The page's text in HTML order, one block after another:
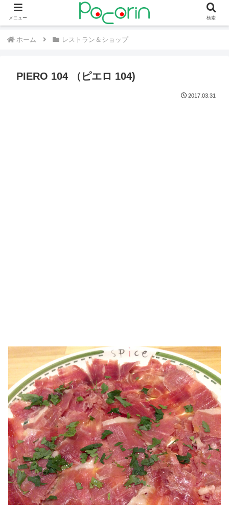
ホーム レストラン＆ショップ
PIERO 104 （ピエロ 104)
2017.03.31
メニュー 検索